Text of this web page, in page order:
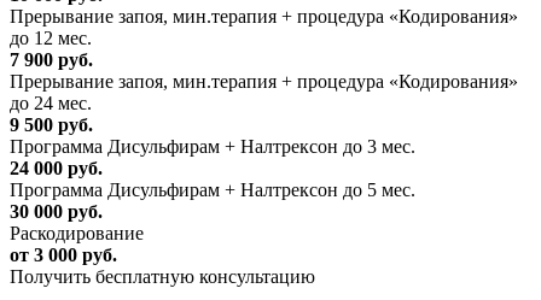
Прерывание запоя, мин.терапия + процедура «Кодирования»
до 12 мес.
7 900 руб.
Прерывание запоя, мин.терапия + процедура «Кодирования»
до 24 мес.
9 500 руб.
Программа Дисульфирам + Налтрексон до 3 мес.
24 000 руб.
Программа Дисульфирам + Налтрексон до 5 мес.
30 000 руб.
Раскодирование
от 3 000 руб.
Получить бесплатную консультацию